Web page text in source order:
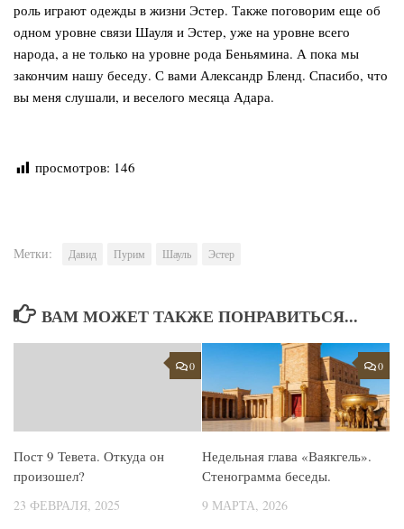
роль играют одежды в жизни Эстер. Также поговорим еще об
одном уровне связи Шауля и Эстер, уже на уровне всего
народа, а не только на уровне рода Беньямина. А пока мы
закончим нашу беседу. С вами Александр Бленд. Спасибо, что
вы меня слушали, и веселого месяца Адара.
просмотров: 146
Метки: Давид Пурим Шауль Эстер
ВАМ МОЖЕТ ТАКЖЕ ПОНРАВИТЬСЯ...
0
Пост 9 Тевета. Откуда он
произошел?
23 ФЕВРАЛЯ, 2025
0
Недельная глава «Ваякгель».
Стенограмма беседы.
9 МАРТА, 2026